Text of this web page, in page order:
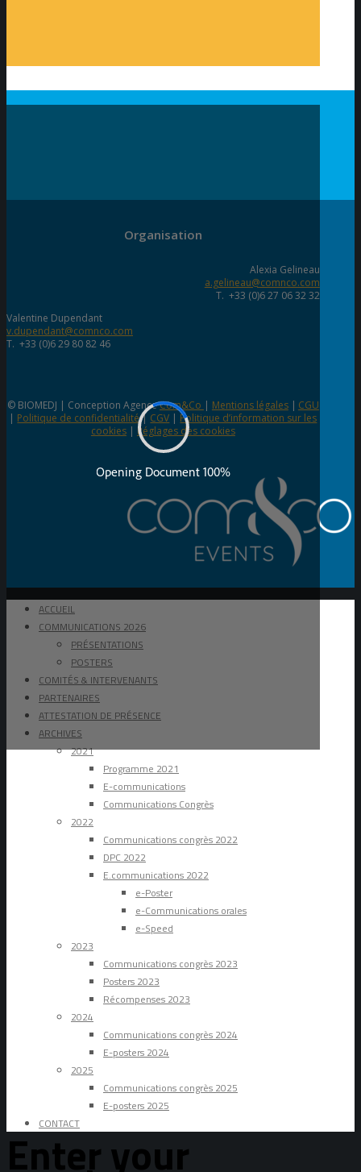
Organisation
Alexia Gelineau
a.gelineau@comnco.com
T. +33 (0)6 27 06 32 32
Valentine Dupendant
v.dupendant@comnco.com
T. +33 (0)6 29 80 82 46
© BIOMEDJ | Conception AgenceCom&Co | Mentions légales| CGU
| Politique de confidentialité| CGV | Politique d’information sur les
cookies| Réglages des cookies
ACCUEIL
COMMUNICATIONS 2026
PRÉSENTATIONS
POSTERS
COMITÉS & INTERVENANTS
PARTENAIRES
ATTESTATION DE PRÉSENCE
ARCHIVES
2021
Programme 2021
E-communications
Communications Congrès
2022
Communications congrès 2022
DPC 2022
E.communications 2022
e-Poster
e-Communications orales
e-Speed
2023
Communications congrès 2023
Posters 2023
Récompenses 2023
2024
Communications congrès 2024
E-posters 2024
2025
Communications congrès 2025
E-posters 2025
CONTACT
Enter your